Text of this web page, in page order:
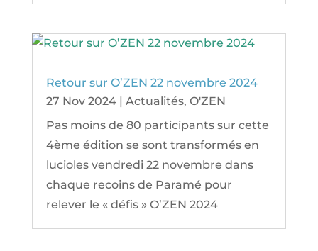
Retour sur O’ZEN 22 novembre 2024
27 Nov 2024| Actualités, O'ZEN
Pas moins de 80 participants sur cette
4ème édition se sont transformés en
lucioles vendredi 22 novembre dans
chaque recoins de Paramé pour
relever le « défis » O’ZEN 2024